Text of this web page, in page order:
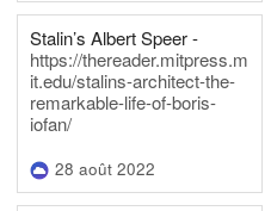
Stalin’s Albert Speer -
https://thereader.mitpress.m
it.edu/stalins-architect-the-
remarkable-life-of-boris-
iofan/
28 août 2022